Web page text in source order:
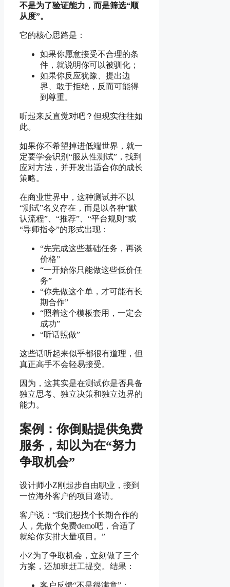
不是为了验证能力，而是筛选“顺
从度”。
它的核心思路是：
如果你愿意接受不合理的条
件，就说明你可以被驯化；
如果你反应犹豫、提出边
界、敢于拒绝，反而可能得
到尊重。
听起来反直觉对吧？但现实往往如
此。
如果你不希望掉进低端世界，就一
定要学会识别“服从性测试”，找到
应对方法，并开发出适合你的成长
策略。
在商业世界中，这种测试并不以
“测试”名义存在，而是以各种“默
认流程”、“推荐”、“平台规则”或
“导师指令”的形式出现：
“先完成这些基础任务，再谈
价格”
“一开始你只能做这些低价任
务”
“你先做这个单，才可能有长
期合作”
“照着这个模板套用，一定会
成功”
“听话照做”
这些话听起来似乎都很有道理，但
真正高手不会轻易接受。
因为，这其实是在测试你是否具备
独立思考、独立决策和独立边界的
能力。
案例：你倒贴提供免费
服务，却以为在“努力
争取机会”
设计师小Z刚起步自由职业，接到
一位海外客户的项目邀请。
客户说：“我们想找个长期合作的
人，先做个免费demo吧，合适了
就给你安排大量项目。”
小Z为了争取机会，立刻做了三个
方案，还加班赶工提交。结果：
客户反馈“不是很满意”；